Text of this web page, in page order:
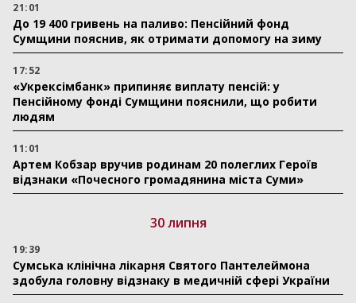
21:01
До 19 400 гривень на паливо: Пенсійний фонд
Сумщини пояснив, як отримати допомогу на зиму
17:52
«Укрексімбанк» припиняє виплату пенсій: у
Пенсійному фонді Сумщини пояснили, що робити
людям
11:01
Артем Кобзар вручив родинам 20 полеглих Героїв
відзнаки «Почесного громадянина міста Суми»
30 липня
19:39
Сумська клінічна лікарня Святого Пантелеймона
здобула головну відзнаку в медичній сфері України